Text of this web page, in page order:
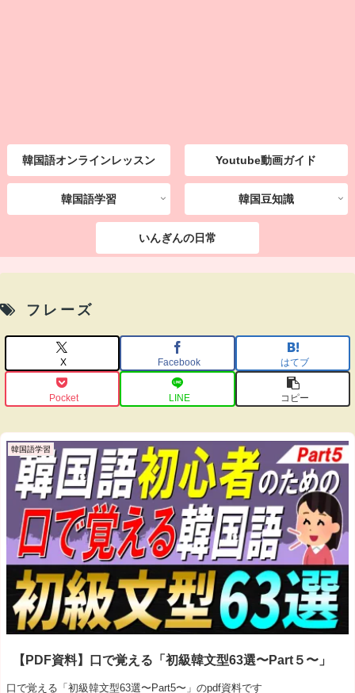
韓国語オンラインレッスン Youtube動画ガイド
韓国語学習 韓国豆知識
いんぎんの日常
フレーズ
X Facebook はてブ
Pocket LINE コピー
韓国語学習
【PDF資料】口で覚える「初級韓文型63選〜Part５〜」
口で覚える「初級韓文型63選〜Part5〜」のpdf資料です